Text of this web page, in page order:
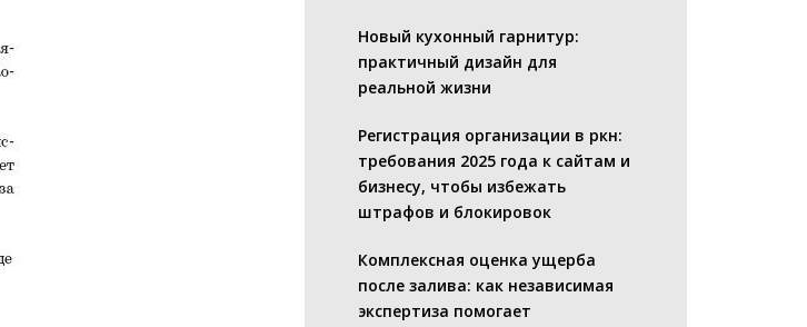
Новый кухонный гарнитур:
практичный дизайн для
реальной жизни
Регистрация организации в ркн:
требования 2025 года к сайтам и
бизнесу, чтобы избежать
штрафов и блокировок
Комплексная оценка ущерба
после залива: как независимая
экспертиза помогает